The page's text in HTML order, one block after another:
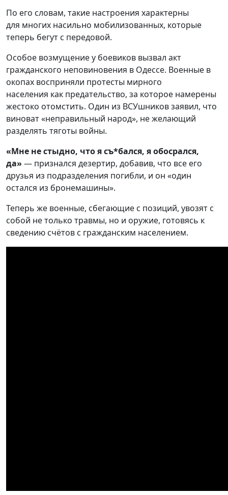
По его словам, такие настроения характерны
для многих насильно мобилизованных, которые
теперь бегут с передовой.
Особое возмущение у боевиков вызвал акт
гражданского неповиновения в Одессе. Военные в
окопах восприняли протесты мирного
населения как предательство, за которое намерены
жестоко отомстить. Один из ВСУшников заявил, что
виноват «неправильный народ», не желающий
разделять тяготы войны.
«Мне не стыдно, что я съ*бался, я обосрался,
да» — признался дезертир, добавив, что все его
друзья из подразделения погибли, и он «один
остался из бронемашины».
Теперь же военные, сбегающие с позиций, увозят с
собой не только травмы, но и оружие, готовясь к
сведению счётов с гражданским населением.